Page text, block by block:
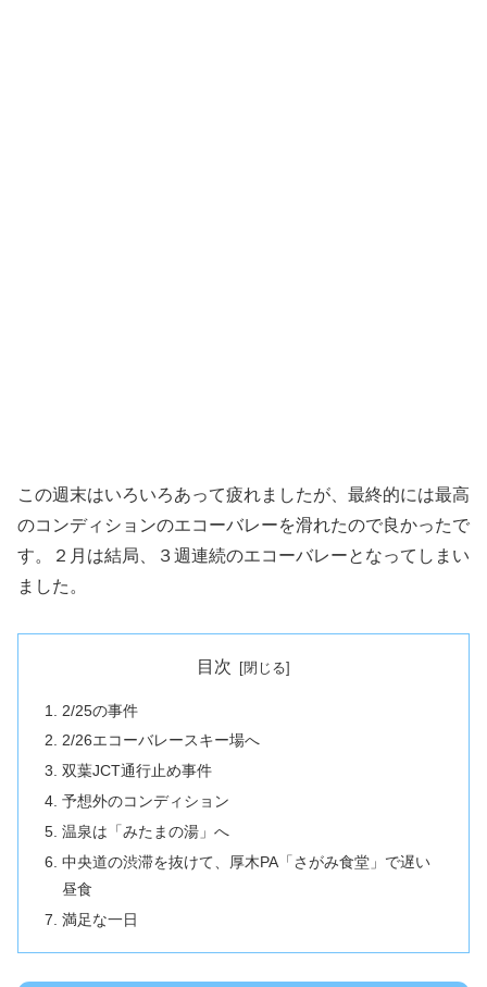
この週末はいろいろあって疲れましたが、最終的には最高
のコンディションのエコーバレーを滑れたので良かったで
す。２月は結局、３週連続のエコーバレーとなってしまい
ました。
目次
2/25の事件
2/26エコーバレースキー場へ
双葉JCT通行止め事件
予想外のコンディション
温泉は「みたまの湯」へ
中央道の渋滞を抜けて、厚木PA「さがみ食堂」で遅い
昼食
満足な一日